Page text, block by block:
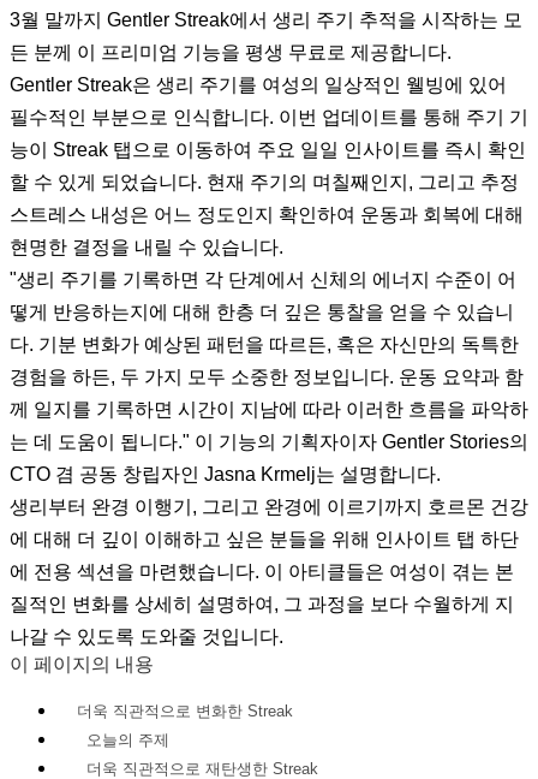
3월 말까지 Gentler Streak에서 생리 주기 추적을 시작하는 모
든 분께 이 프리미엄 기능을 평생 무료로 제공합니다.
Gentler Streak은 생리 주기를 여성의 일상적인 웰빙에 있어
필수적인 부분으로 인식합니다. 이번 업데이트를 통해 주기 기
능이 Streak 탭으로 이동하여 주요 일일 인사이트를 즉시 확인
할 수 있게 되었습니다. 현재 주기의 며칠째인지, 그리고 추정
스트레스 내성은 어느 정도인지 확인하여 운동과 회복에 대해
현명한 결정을 내릴 수 있습니다.
"생리 주기를 기록하면 각 단계에서 신체의 에너지 수준이 어
떻게 반응하는지에 대해 한층 더 깊은 통찰을 얻을 수 있습니
다. 기분 변화가 예상된 패턴을 따르든, 혹은 자신만의 독특한
경험을 하든, 두 가지 모두 소중한 정보입니다. 운동 요약과 함
께 일지를 기록하면 시간이 지남에 따라 이러한 흐름을 파악하
는 데 도움이 됩니다." 이 기능의 기획자이자 Gentler Stories의
CTO 겸 공동 창립자인 Jasna Krmelj는 설명합니다.
생리부터 완경 이행기, 그리고 완경에 이르기까지 호르몬 건강
에 대해 더 깊이 이해하고 싶은 분들을 위해 인사이트 탭 하단
에 전용 섹션을 마련했습니다. 이 아티클들은 여성이 겪는 본
질적인 변화를 상세히 설명하여, 그 과정을 보다 수월하게 지
나갈 수 있도록 도와줄 것입니다.
이 페이지의 내용
더욱 직관적으로 변화한 Streak
오늘의 주제
더욱 직관적으로 재탄생한 Streak